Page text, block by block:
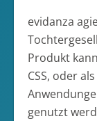
evidanza
Produkt
CSS, oder
genutzt